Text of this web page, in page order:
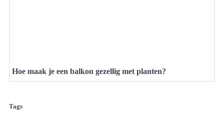
Hoe maak je een balkon gezellig met planten?
Tags